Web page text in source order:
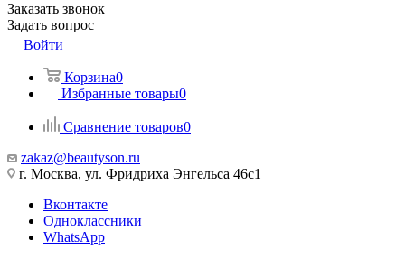
Заказать звонок
Задать вопрос
Войти
Корзина0
Избранные товары0
Сравнение товаров0
zakaz@beautyson.ru
г. Москва, ул. Фридриха Энгельса 46с1
Вконтакте
Одноклассники
WhatsApp